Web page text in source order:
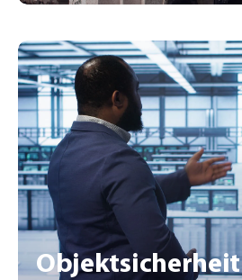
Objektsicherheit